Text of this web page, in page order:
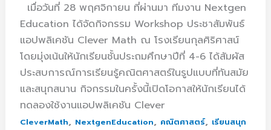
เมื่อวันที่ 28 พฤศจิกายน ที่ผ่านมา ทีมงาน Nextgen
Education ได้จัดกิจกรรม Workshop ประชาสัมพันธ์
แอปพลิเคชัน Clever Math ณ โรงเรียนกุลศิริศาสน์
โดยมุ่งเน้นให้นักเรียนชั้นประถมศึกษาปีที่ 4-6 ได้สัมผัส
ประสบการณ์การเรียนรู้คณิตศาสตร์ในรูปแบบที่ทันสมัย
และสนุกสนาน กิจกรรมในครั้งนี้เปิดโอกาสให้นักเรียนได้
ทดลองใช้งานแอปพลิเคชัน Clever
CleverMath, NextgenEducation, คณิตศาสตร์, เรียนสนุก
ใหม่
กับ
Clever
Math
ที่
โรงเรียน
กุล